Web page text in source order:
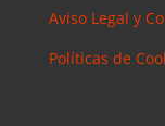
Aviso Legal y
Políticas de